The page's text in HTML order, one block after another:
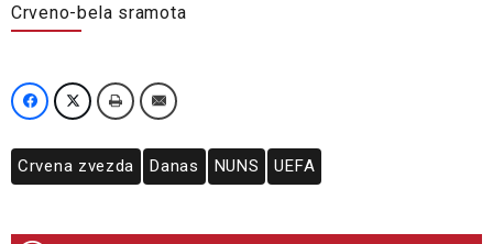
Crveno-bela sramota
Crvena zvezda Danas NUNS UEFA